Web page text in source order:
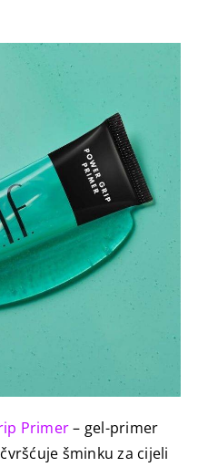
Primer– gel-primer
šminku za cijeli